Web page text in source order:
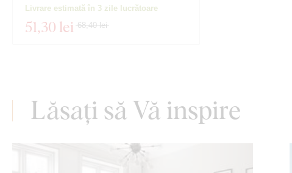
Livrare estimată în 3 zile lucrătoare
51,30 lei 68,40 lei
Lăsați să Vă inspire